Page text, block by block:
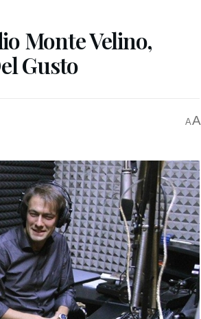
Monte Velino,
Gusto
AA